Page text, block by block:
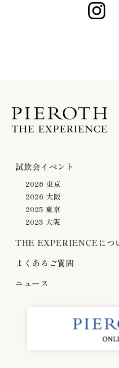
試飲会イベント
2026 東京
2026 大阪
2025 東京
2025 大阪
THE EXPERIENCEにつ
よくあるご質問
ニュース